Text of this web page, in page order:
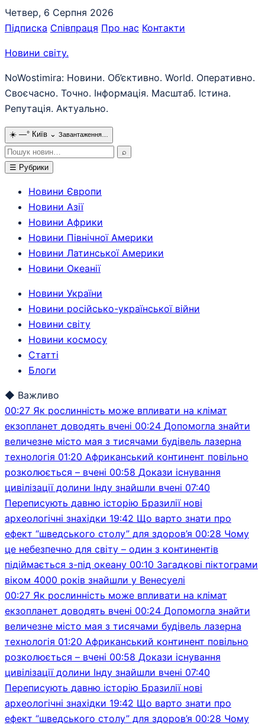
Перейти
до
Четвер, 6 Серпня 2026
Підписка Співпраця Про нас Контакти
Новини світу.
NoWostimira: Новини. Об’єктивно. World. Оперативно.
Своєчасно. Точно. Інформація. Масштаб. Істина.
Репутація. Актуально.
☀️ —° Київ ⌄ Завантаження…
Пошук:
⌕
☰ Рубрики
Новини Європи
Новини Азії
Новини Африки
Новини Північної Америки
Новини Латинської Америки
Новини Океанії
Новини України
Новини російсько-української війни
Новини світу
Новини космосу
Статті
Блоги
◆ Важливо
00:27 Як рослинність може впливати на клімат
екзопланет доводять вчені 00:24 Допомогла знайти
величезне місто мая з тисячами будівель лазерна
технологія 01:20 Африканський континент повільно
розколюється – вчені 00:58 Докази існування
цивілізації долини Інду знайшли вчені 07:40
Переписують давню історію Бразилії нові
археологічні знахідки 19:42 Що варто знати про
ефект “шведського столу” для здоров’я 00:28 Чому
це небезпечно для світу – один з континентів
підіймається з-під океану 00:10 Загадкові піктограми
віком 4000 років знайшли у Венесуелі
00:27 Як рослинність може впливати на клімат
екзопланет доводять вчені 00:24 Допомогла знайти
величезне місто мая з тисячами будівель лазерна
технологія 01:20 Африканський континент повільно
розколюється – вчені 00:58 Докази існування
цивілізації долини Інду знайшли вчені 07:40
Переписують давню історію Бразилії нові
археологічні знахідки 19:42 Що варто знати про
ефект “шведського столу” для здоров’я 00:28 Чому